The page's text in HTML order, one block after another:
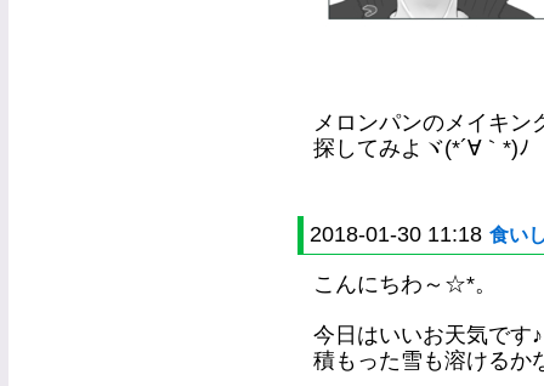
メロンパンのメイキン
探してみよヾ(*´∀｀*)ﾉ
2018-01-30 11:18 食い
こんにちわ～☆*。
今日はいいお天気です♪
積もった雪も溶けるか